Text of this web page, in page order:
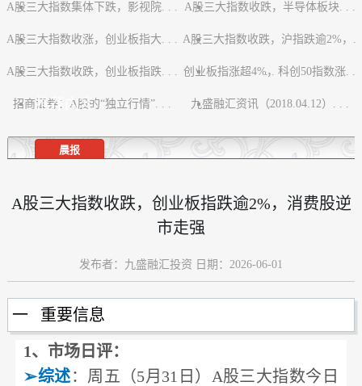
.
A股三大指数集体下跌，影视院. . . A股三大指数收跌，半导体板块. . .
A股三大指数收涨，创业板指大. . . A股三大指数收跌，沪指跌逾2%，.
. .
A股三大指数收跌，创业板指跌. . . 创业板指涨超4%，科创50指数涨. .
.
推荐内容
招商证券：A股的“独立行情”. . . 九盛融汇资讯（2018.04.12）. . .
晨报
A股三大指数收跌，创业板指跌逾2%，消费股逆
市走强
发布者：九盛融汇投资 日期：2026-06-01
一 重要信息
1、市场日评：
➢综述：周五（5月31日）
A股三大指数今日